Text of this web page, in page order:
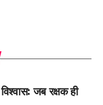
जब रक्षक ही